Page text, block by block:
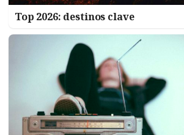
Top 2026: destinos clave